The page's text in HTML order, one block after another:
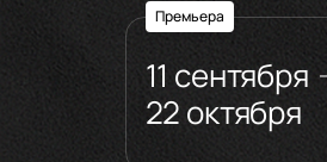
Премьера
11 сентября
22 октября